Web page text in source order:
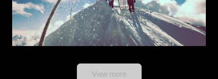
View more